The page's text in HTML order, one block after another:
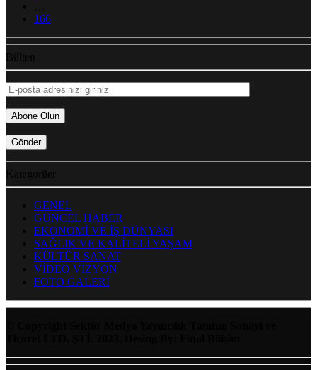
166
Bülten
Kategoriler
GENEL
GÜNCEL HABER
EKONOMİ VE İŞ DÜNYASI
SAĞLIK VE KALİTELİ YAŞAM
KÜLTÜR SANAT
VİDEO VİZYON
FOTO GALERİ